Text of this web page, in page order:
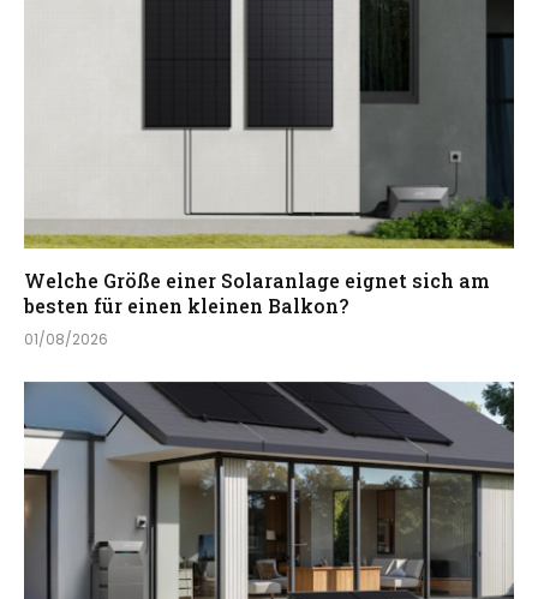
Welche Größe einer Solaranlage eignet sich am
besten für einen kleinen Balkon?
01/08/2026